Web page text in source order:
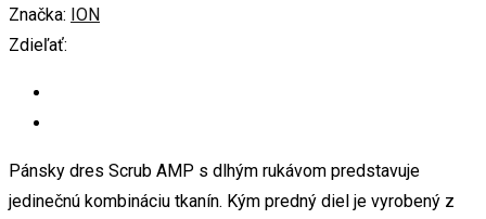
Značka: ION
Zdieľať:
Pánsky dres Scrub AMP s dlhým rukávom predstavuje
jedinečnú kombináciu tkanín. Kým predný diel je vyrobený z